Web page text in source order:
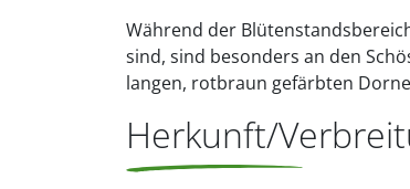
Während der
sind, sind besonders an den
langen, rotbraun gefärbten
Herkunft/